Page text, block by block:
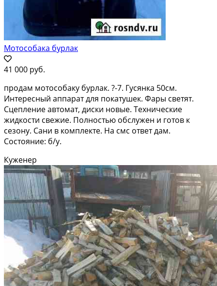
Мотособака бурлак
41 000 руб.
продам мотособаку бурлак. ?-7. Гусянка 50см.
Интересный аппарат для покатушек. Фары светят.
Сцепление автомат, диски новые. Технические
жидкости свежие. Полностью обслужен и готов к
сезону. Сани в комплекте. На смс ответ дам.
Состояние: б/у.
Куженер